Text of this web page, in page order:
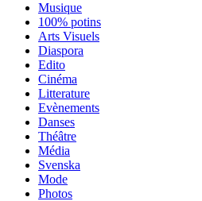
Musique
100% potins
Arts Visuels
Diaspora
Edito
Cinéma
Litterature
Evènements
Danses
Théâtre
Média
Svenska
Mode
Photos